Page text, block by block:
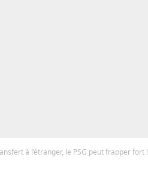
à l’étranger, le PSG peut frapper fort !